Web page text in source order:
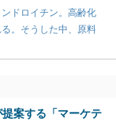
ドロイチン。高齢化
。そうした中、原料
案する「マーケテ